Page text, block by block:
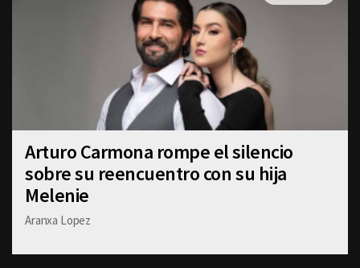
Arturo Carmona rompe el silencio
sobre su reencuentro con su hija
Melenie
Aranxa Lopez